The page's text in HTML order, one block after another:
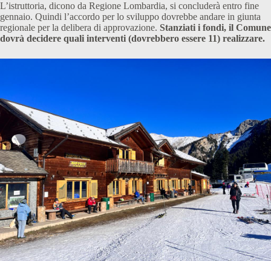
L’istruttoria, dicono da Regione Lombardia, si concluderà entro fine
gennaio. Quindi l’accordo per lo sviluppo dovrebbe andare in giunta
regionale per la delibera di approvazione. Stanziati i fondi, il Comune
dovrà decidere quali interventi (dovrebbero essere 11) realizzare.